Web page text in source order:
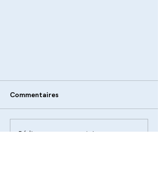
Commentaires
Rédigez un commentaire...